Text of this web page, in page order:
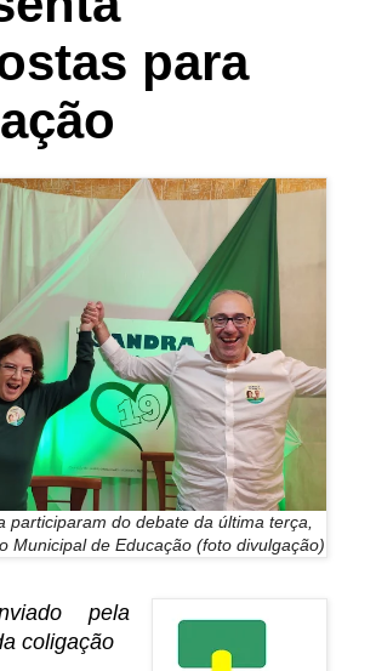
para
participaram do debate da última terça,
Municipal de Educação (foto divulgação)
pela
coligação